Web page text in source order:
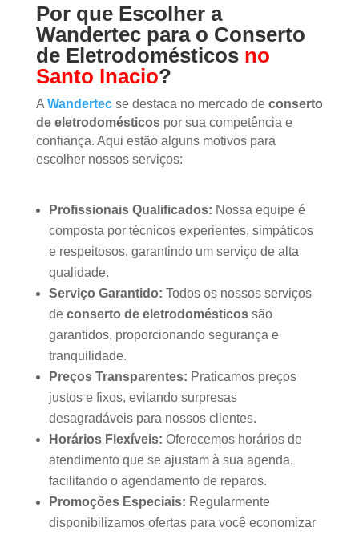
Por que Escolher a
Wandertec para o Conserto
de Eletrodomésticos no
Santo Inacio?
A Wandertecse destaca no mercado de conserto
de eletrodomésticospor sua competência e
confiança. Aqui estão alguns motivos para
escolher nossos serviços:
Profissionais Qualificados: Nossa equipe é
composta por técnicos experientes, simpáticos
e respeitosos, garantindo um serviço de alta
qualidade.
Serviço Garantido: Todos os nossos serviços
de conserto de eletrodomésticossão
garantidos, proporcionando segurança e
tranquilidade.
Preços Transparentes: Praticamos preços
justos e fixos, evitando surpresas
desagradáveis para nossos clientes.
Horários Flexíveis: Oferecemos horários de
atendimento que se ajustam à sua agenda,
facilitando o agendamento de reparos.
Promoções Especiais: Regularmente
disponibilizamos ofertas para você economizar